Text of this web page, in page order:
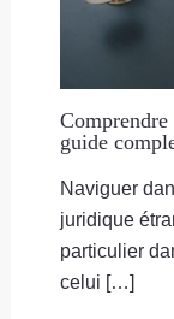
guide
Naviguer
juridique
particulier
celui […]